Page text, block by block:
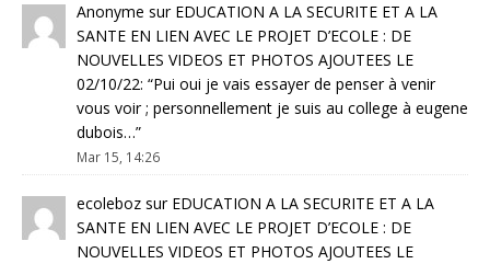
Anonyme sur EDUCATION A LA SECURITE ET A LA
SANTE EN LIEN AVEC LE PROJET D’ECOLE : DE
NOUVELLES VIDEOS ET PHOTOS AJOUTEES LE
02/10/22: “Pui oui je vais essayer de penser à venir
vous voir ; personnellement je suis au college à eugene
dubois…”
Mar 15, 14:26
ecoleboz sur EDUCATION A LA SECURITE ET A LA
SANTE EN LIEN AVEC LE PROJET D’ECOLE : DE
NOUVELLES VIDEOS ET PHOTOS AJOUTEES LE